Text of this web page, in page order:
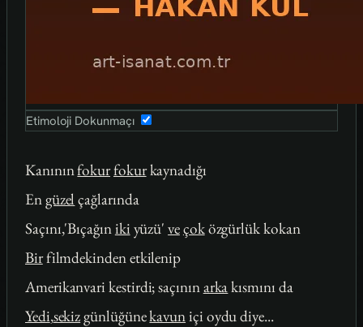
Etimoloji Dokunmaçı
Kanınınfokurfokurkaynadığı
Engüzel çağlarında
Saçını,'Bıçağıniki yüzü'veçoközgürlük kokan
Birfilmdekinden etkilenip
Amerikanvari kestirdi; saçınınarkakısmını da
Yedi,sekizgünlüğünekavuniçi oydu diye...